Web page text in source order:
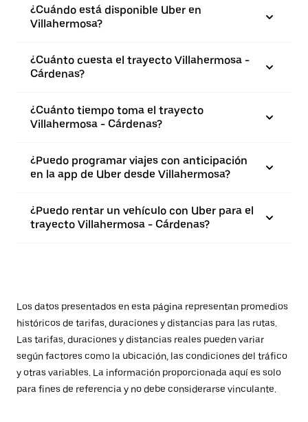
¿Cuándo está disponible Uber en
Villahermosa?
¿Cuánto cuesta el trayecto Villahermosa -
Cárdenas?
¿Cuánto tiempo toma el trayecto
Villahermosa - Cárdenas?
¿Puedo programar viajes con anticipación
en la app de Uber desde Villahermosa?
¿Puedo rentar un vehículo con Uber para el
trayecto Villahermosa - Cárdenas?
Los datos presentados en esta página representan promedios
históricos de tarifas, duraciones y distancias para las rutas.
Las tarifas, duraciones y distancias reales pueden variar
según factores como la ubicación, las condiciones del tráfico
y otras variables. La información proporcionada aquí es solo
para fines de referencia y no debe considerarse vinculante.